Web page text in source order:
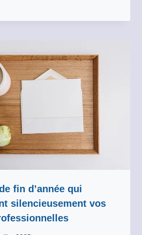
fin d’année qui
silencieusement vos